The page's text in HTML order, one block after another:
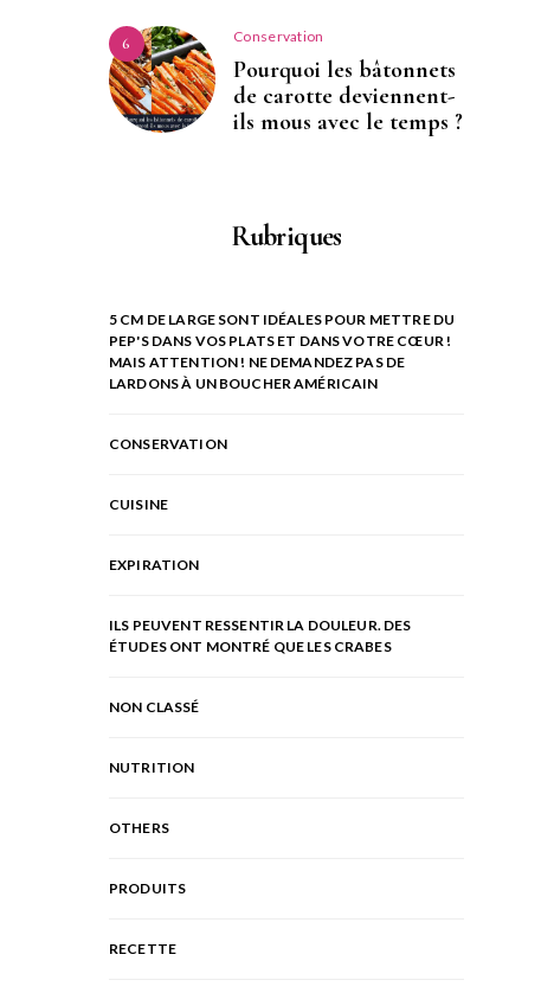
6 Conservation
Pourquoi les bâtonnets
de carotte deviennent-
ils mous avec le temps ?
Rubriques
5 CM DE LARGE SONT IDÉALES POUR METTRE DU
PEP'S DANS VOS PLATS ET DANS VOTRE CŒUR !
MAIS ATTENTION ! NE DEMANDEZ PAS DE
LARDONS À UN BOUCHER AMÉRICAIN
CONSERVATION
CUISINE
EXPIRATION
ILS PEUVENT RESSENTIR LA DOULEUR. DES
ÉTUDES ONT MONTRÉ QUE LES CRABES
NON CLASSÉ
NUTRITION
OTHERS
PRODUITS
RECETTE